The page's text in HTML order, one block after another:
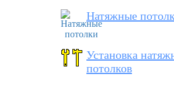
Натяжные
Установка
потолков